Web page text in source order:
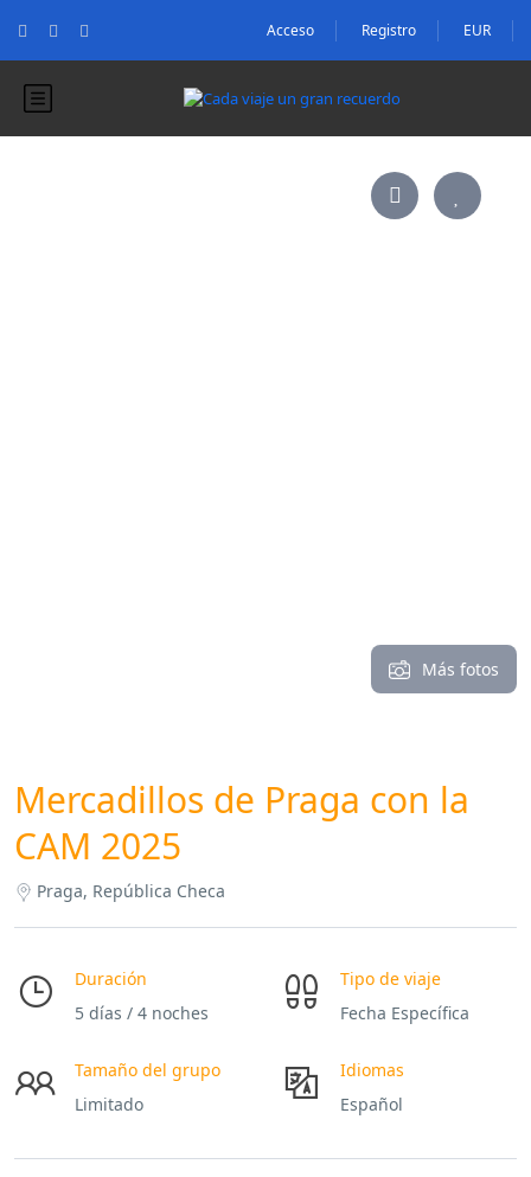
Acceso Registro EUR
Más fotos
Mercadillos de Praga con la
CAM 2025
Praga, República Checa
Duración
5 días / 4 noches
Tipo de viaje
Fecha Específica
Tamaño del grupo
Limitado
Idiomas
Español